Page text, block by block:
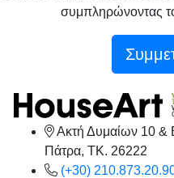
συμπληρώνοντας
Ακτή Δυμαίων 10 &
Πάτρα, TK. 26222
(+30)